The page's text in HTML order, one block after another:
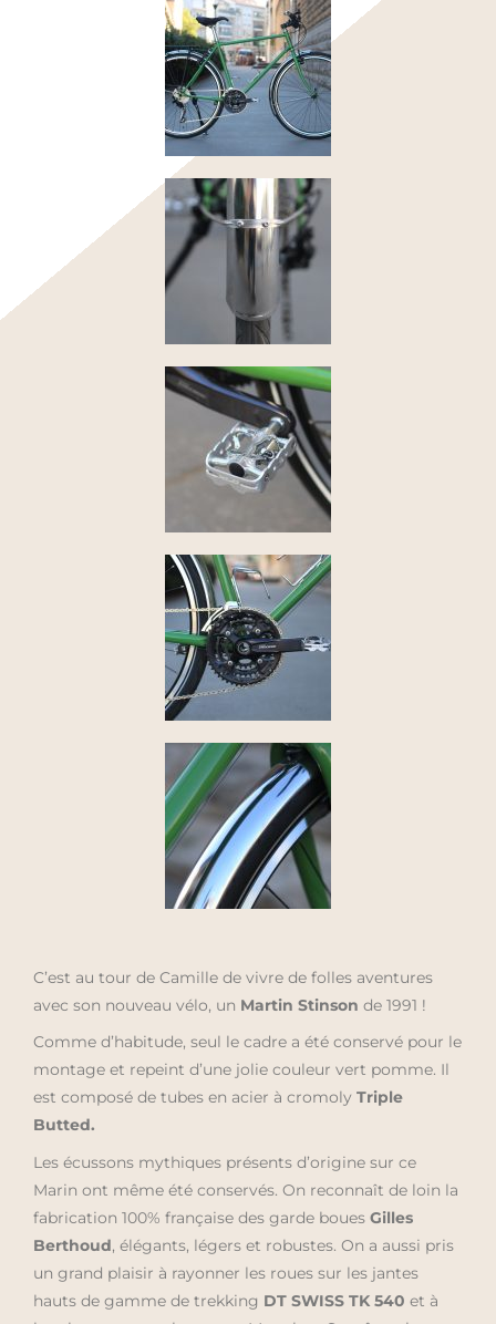
C’est au tour de Camille de vivre de folles aventures
avec son nouveau vélo, un Martin Stinson de 1991 !
Comme d’habitude, seul le cadre a été conservé pour le
montage et repeint d’une jolie couleur vert pomme. Il
est composé de tubes en acier à cromoly Triple
Butted.
Les écussons mythiques présents d’origine sur ce
Marin ont même été conservés. On reconnaît de loin la
fabrication 100% française des garde boues Gilles
Berthoud, élégants, légers et robustes. On a aussi pris
un grand plaisir à rayonner les roues sur les jantes
hauts de gamme de trekking DT SWISS TK 540 et à